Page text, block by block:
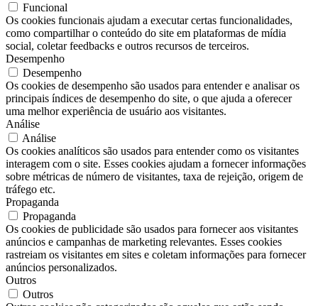
Funcional
Os cookies funcionais ajudam a executar certas funcionalidades,
como compartilhar o conteúdo do site em plataformas de mídia
social, coletar feedbacks e outros recursos de terceiros.
Desempenho
Desempenho
Os cookies de desempenho são usados ​​para entender e analisar os
principais índices de desempenho do site, o que ajuda a oferecer
uma melhor experiência de usuário aos visitantes.
Análise
Análise
Os cookies analíticos são usados ​​para entender como os visitantes
interagem com o site. Esses cookies ajudam a fornecer informações
sobre métricas de número de visitantes, taxa de rejeição, origem de
tráfego etc.
Propaganda
Propaganda
Os cookies de publicidade são usados ​​para fornecer aos visitantes
anúncios e campanhas de marketing relevantes. Esses cookies
rastreiam os visitantes em sites e coletam informações para fornecer
anúncios personalizados.
Outros
Outros